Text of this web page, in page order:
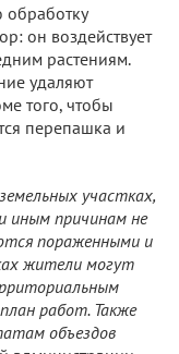
он воздействует
растениям.
удаляют
того, чтобы
перепашка и
участках,
иным причинам не
пораженными и
жители могут
работ. Также
объездов